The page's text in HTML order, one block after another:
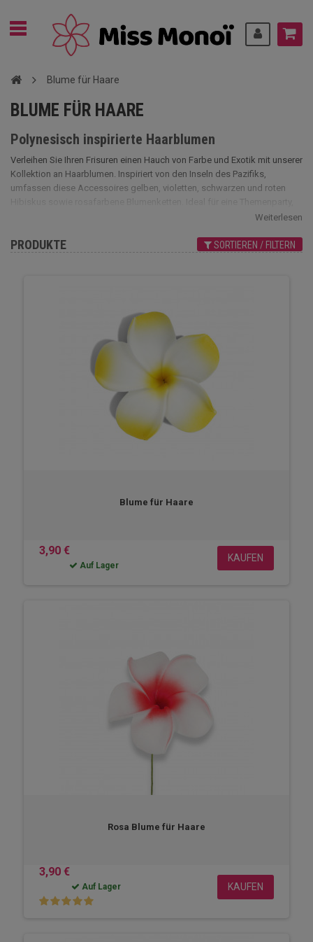
Blume für Haare
BLUME FÜR HAARE
Polynesisch inspirierte Haarblumen
Verleihen Sie Ihren Frisuren einen Hauch von Farbe und Exotik mit unserer
Kollektion an Haarblumen. Inspiriert von den Inseln des Pazifiks,
umfassen diese Accessoires gelben, violetten, schwarzen und roten
eine Zeremonie oder einfach für ein sommerliches Styling - dieseWeiterlesen
PRODUKTE SORTIEREN / FILTERN
Blume für Haare
3,90 €
Auf Lager
KAUFEN
Rosa Blume für Haare
3,90 €
Auf Lager KAUFEN